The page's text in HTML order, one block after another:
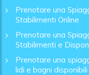
Prenotare una
Stabilimenti Online
Prenotare una
Stabilimenti e
Prenotare una
lidi e bagni disponibili